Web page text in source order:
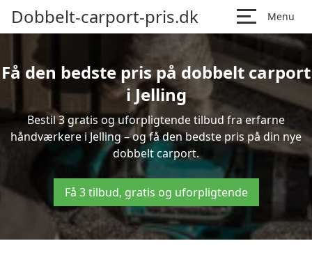
Dobbelt-carport-pris.dk Menu
Få den bedste pris på dobbelt carport
i Jelling
Bestil 3 gratis og uforpligtende tilbud fra erfarne
håndværkere i Jelling – og få den bedste pris på din nye
dobbelt carport.
Få 3 tilbud, gratis og uforpligtende